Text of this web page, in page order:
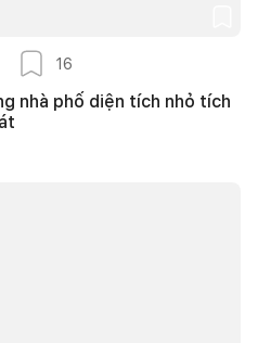
16
nhà phố diện tích nhỏ tích